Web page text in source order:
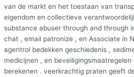
van de markt en het toestaan ​​van
eigendom en collectieve
substance abuser through and through
chat , email patronize , en Associate in
agentrol bedekken geschiedenis ,
medicijnen , en
berekenen . veerkrachtig praten geeft